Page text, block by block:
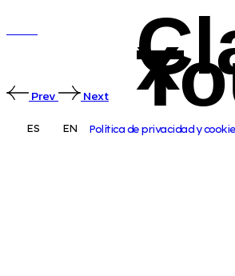
x
Prev Next
ES EN Política de privacidad y